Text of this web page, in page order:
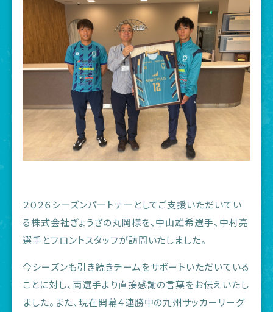
２０２６シーズンパートナーとしてご支援いただいてい
る株式会社ぎょうざの丸岡様を、中山雄希選手、中村亮
選手とフロントスタッフが訪問いたしました。
今シーズンも引き続きチームをサポートいただいている
ことに対し、両選手より直接感謝の言葉をお伝えいたし
ました。また、現在開幕４連勝中の九州サッカーリーグ